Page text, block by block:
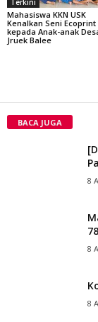
Mahasiswa KKN USK
Kenalkan Seni Ecoprint
kepada Anak-anak
Jruek Balee
BACA JUGA
8
8
8